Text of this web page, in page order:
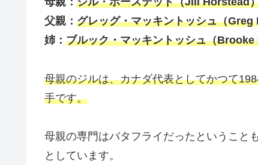
父親： グレッグ・マッキントッシュ（
姉： ブルック・マッキントッシュ（
母親のジルは、カナダ代表としてかつて
手です。
母親の専門はバタフライだったということ
としています。